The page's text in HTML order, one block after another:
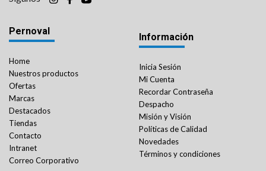
Pernoval
Home
Nuestros productos
Ofertas
Marcas
Destacados
Tiendas
Contacto
Intranet
Correo Corporativo
Información
Inicia Sesión
Mi Cuenta
Recordar Contraseña
Despacho
Misión y Visión
Políticas de Calidad
Novedades
Términos y condiciones